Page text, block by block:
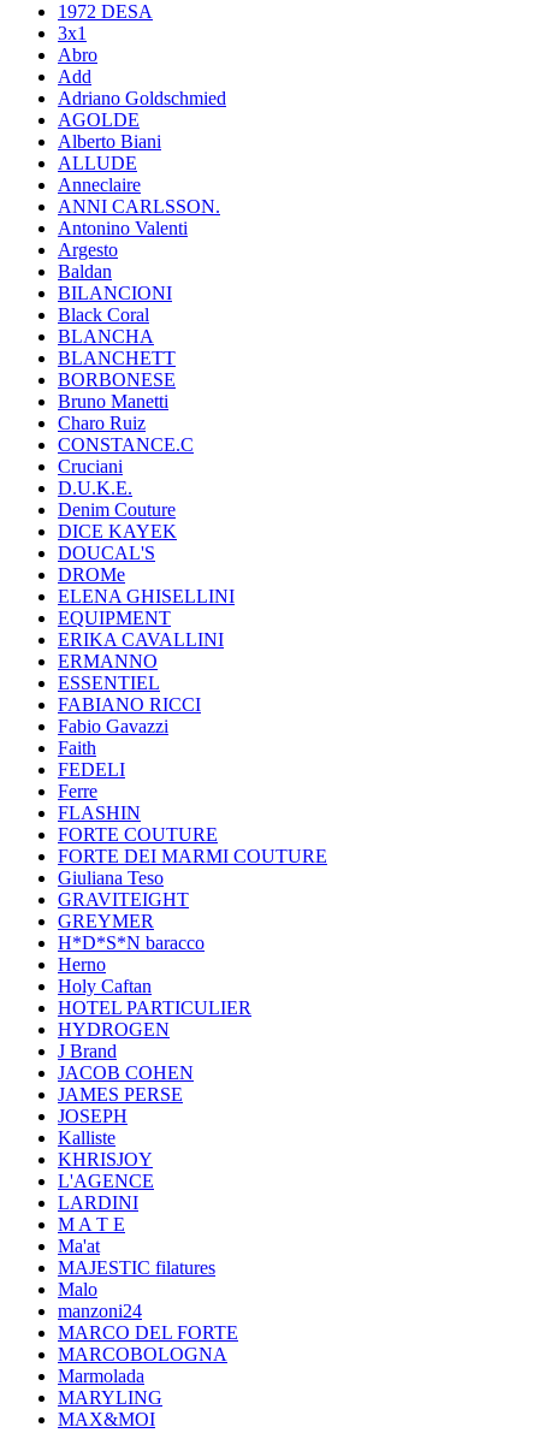
1972 DESA
3x1
Abro
Add
Adriano Goldschmied
AGOLDE
Alberto Biani
ALLUDE
Anneclaire
ANNI CARLSSON.
Antonino Valenti
Argesto
Baldan
BILANCIONI
Black Coral
BLANCHA
BLANCHETT
BORBONESE
Bruno Manetti
Charo Ruiz
CONSTANCE.C
Cruciani
D.U.K.E.
Denim Couture
DICE KAYEK
DOUCAL'S
DROMe
ELENA GHISELLINI
EQUIPMENT
ERIKA CAVALLINI
ERMANNO
ESSENTIEL
FABIANO RICCI
Fabio Gavazzi
Faith
FEDELI
Ferre
FLASHIN
FORTE COUTURE
FORTE DEI MARMI COUTURE
Giuliana Teso
GRAVITEIGHT
GREYMER
H*D*S*N baracco
Herno
Holy Caftan
HOTEL PARTICULIER
HYDROGEN
J Brand
JACOB COHEN
JAMES PERSE
JOSEPH
Kalliste
KHRISJOY
L'AGENCE
LARDINI
M A T E
Ma'at
MAJESTIC filatures
Malo
manzoni24
MARCO DEL FORTE
MARCOBOLOGNA
Marmolada
MARYLING
MAX&MOI